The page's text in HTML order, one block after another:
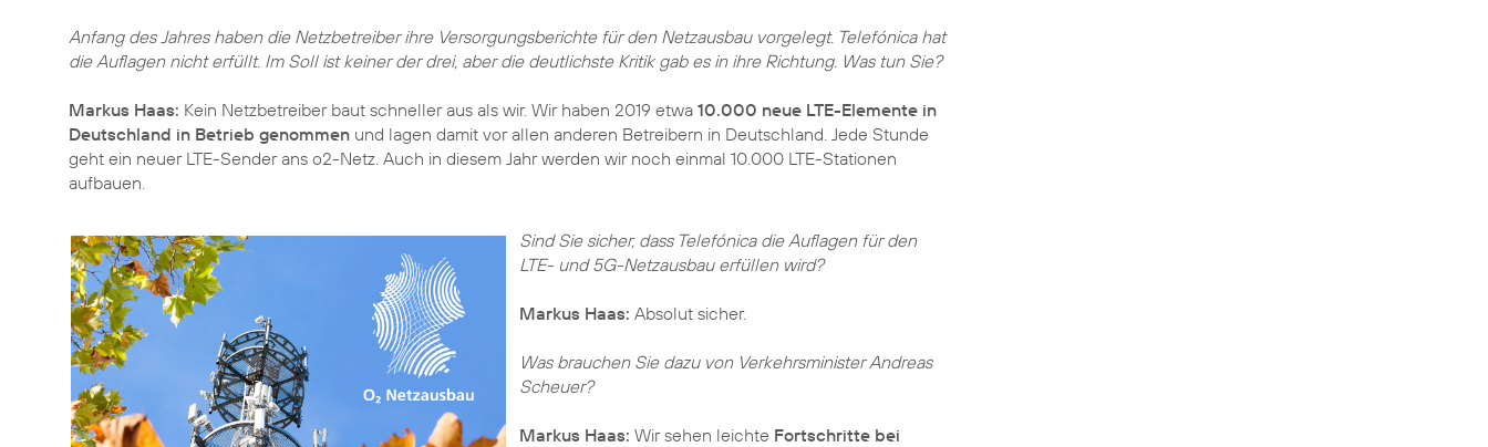
Anfang des Jahres haben die Netzbetreiber ihre Versorgungsberichte für den Netzausbau vorgelegt. Telefónica hat
die Auflagen nicht erfüllt. Im Soll ist keiner der drei, aber die deutlichste Kritik gab es in ihre Richtung. Was tun Sie?
Markus Haas: Kein Netzbetreiber baut schneller aus als wir. Wir haben 2019 etwa 10.000 neue LTE-Elemente in
Deutschland in Betrieb genommen und lagen damit vor allen anderen Betreibern in Deutschland. Jede Stunde
geht ein neuer LTE-Sender ans o2-Netz. Auch in diesem Jahr werden wir noch einmal 10.000 LTE-Stationen
aufbauen.
Sind Sie sicher, dass Telefónica die Auflagen für den
LTE- und 5G-Netzausbau erfüllen wird?
Markus Haas: Absolut sicher.
Was brauchen Sie dazu von Verkehrsminister Andreas
Scheuer?
Markus Haas: Wir sehen leichte Fortschritte bei